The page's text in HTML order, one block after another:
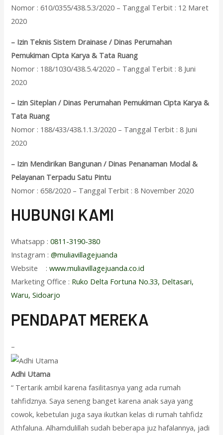
Nomor : 610/0355/438.5.3/2020 – Tanggal Terbit : 12 Maret
2020
– Izin Teknis Sistem Drainase / Dinas Perumahan
Pemukiman Cipta Karya & Tata Ruang
Nomor : 188/1030/438.5.4/2020 – Tanggal Terbit : 8 Juni
2020
– Izin Siteplan / Dinas Perumahan Pemukiman Cipta Karya &
Tata Ruang
Nomor : 188/433/438.1.1.3/2020 – Tanggal Terbit : 8 Juni
2020
– Izin Mendirikan Bangunan / Dinas Penanaman Modal &
Pelayanan Terpadu Satu Pintu
Nomor : 658/2020 – Tanggal Terbit : 8 November 2020
HUBUNGI KAMI
Whatsapp :0811-3190-380
Instagram :@muliavillagejuanda
Website :www.muliavillagejuanda.co.id
Marketing Office : Ruko Delta Fortuna No.33, Deltasari,
Waru, Sidoarjo
PENDAPAT MEREKA
–
Adhi Utama
“ Tertarik ambil karena fasilitasnya yang ada rumah
tahfidznya. Saya seneng banget karena anak saya yang
cowok, kebetulan juga saya ikutkan kelas di rumah tahfidz
Athfaluna. Alhamdulillah sudah beberapa juz hafalannya, jadi